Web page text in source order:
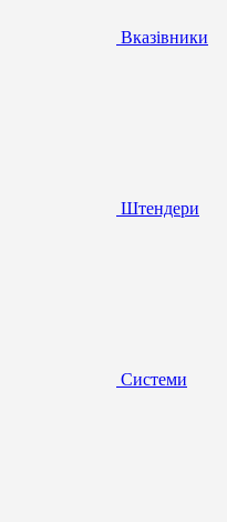
Вказівники
Штендери
Системи